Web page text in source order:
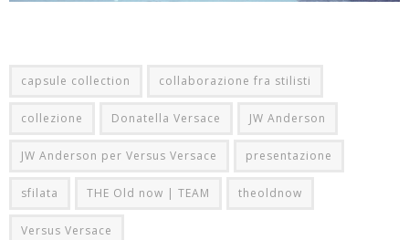
capsule collection collaborazione fra stilisti
collezione Donatella Versace JW Anderson
JW Anderson per Versus Versace presentazione
sfilata THE Old now | TEAM theoldnow
Versus Versace